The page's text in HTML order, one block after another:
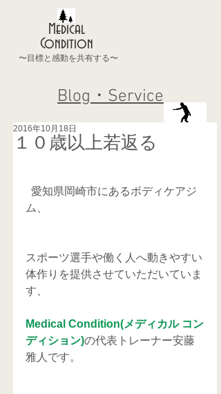
Medical
Condition
〜目標と感動を共有する〜
Blog・Service
１０歳以上若返る
2016年10月18日
ム、
スポーツ選手や働く人へ動きやすい
体作りを提供させていただいていま
す、
Medical Condition(メディカル コン
ディション)の代表トレーナー安藤
雅人です。